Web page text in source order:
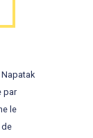
par
le
de